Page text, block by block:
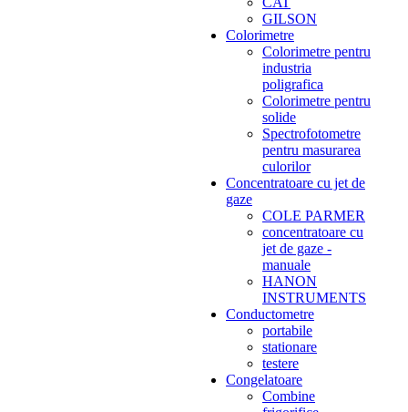
GILSON
Colorimetre
Colorimetre pentru
industria
poligrafica
Colorimetre pentru
solide
Spectrofotometre
pentru masurarea
culorilor
Concentratoare cu jet de
gaze
COLE PARMER
concentratoare cu
jet de gaze -
manuale
HANON
INSTRUMENTS
Conductometre
portabile
stationare
testere
Congelatoare
Combine